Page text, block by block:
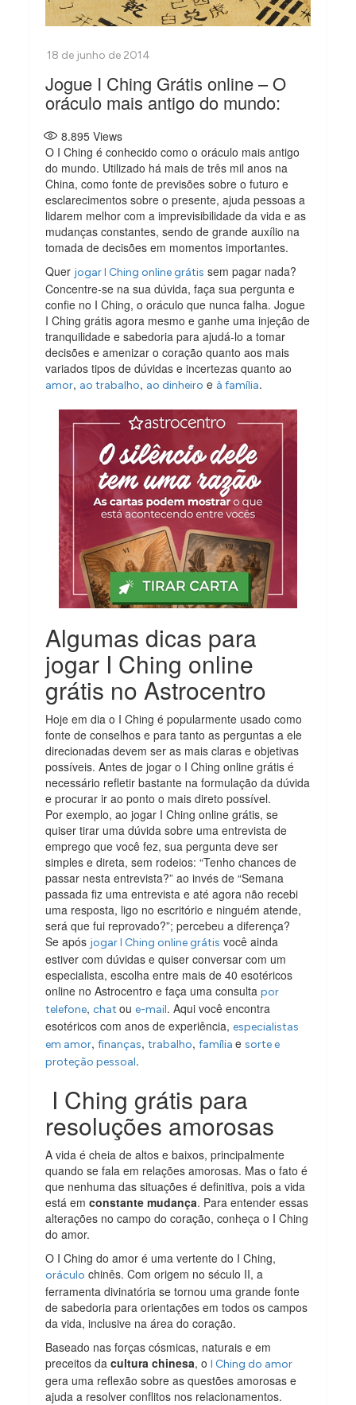
Jogue I Ching Grátis online – O
oráculo mais antigo do mundo:
8.895 Views
O I Ching é conhecido como o oráculo mais antigo
do mundo. Utilizado há mais de três mil anos na
China, como fonte de previsões sobre o futuro e
esclarecimentos sobre o presente, ajuda pessoas a
lidarem melhor com a imprevisibilidade da vida e as
mudanças constantes, sendo de grande auxílio na
tomada de decisões em momentos importantes.
Quer jogar I Ching online grátis sem pagar nada?
Concentre-se na sua dúvida, faça sua pergunta e
confie no I Ching, o oráculo que nunca falha. Jogue
I Ching grátis agora mesmo e ganhe uma injeção de
tranquilidade e sabedoria para ajudá-lo a tomar
decisões e amenizar o coração quanto aos mais
variados tipos de dúvidas e incertezas quanto ao
amor, ao trabalho, ao dinheiro e à família.
Algumas dicas para
jogar I Ching online
grátis no Astrocentro
Hoje em dia o I Ching é popularmente usado como
fonte de conselhos e para tanto as perguntas a ele
direcionadas devem ser as mais claras e objetivas
possíveis. Antes de jogar o I Ching online grátis é
necessário refletir bastante na formulação da dúvida
e procurar ir ao ponto o mais direto possível.
Por exemplo, ao jogar I Ching online grátis, se
quiser tirar uma dúvida sobre uma entrevista de
emprego que você fez, sua pergunta deve ser
simples e direta, sem rodeios: “Tenho chances de
passar nesta entrevista?” ao invés de “Semana
passada fiz uma entrevista e até agora não recebi
uma resposta, ligo no escritório e ninguém atende,
será que fui reprovado?”; percebeu a diferença?
Se após jogar I Ching online grátis você ainda
estiver com dúvidas e quiser conversar com um
especialista, escolha entre mais de 40 esotéricos
online no Astrocentro e faça uma consultapor
telefone,chatoue-mail. Aqui você encontra
esotéricos com anos de experiência,especialistas
em amor,finanças,trabalho,famíliaesorte e
proteção pessoal.
I Ching grátis para
resoluções amorosas
A vida é cheia de altos e baixos, principalmente
quando se fala em relações amorosas. Mas o fato é
que nenhuma das situações é definitiva, pois a vida
está emconstante mudança. Para entender essas
alterações no campo do coração, conheça o I Ching
do amor.
O I Ching do amor é uma vertente do I Ching,
oráculo chinês. Com origem no século II, a
ferramenta divinatória se tornou uma grande fonte
de sabedoria para orientações em todos os campos
da vida, inclusive na área do coração.
Baseado nas forças cósmicas, naturais e em
preceitos dacultura chinesa, oI Ching do amor
gera uma reflexão sobre as questões amorosas e
ajuda a resolver conflitos nos relacionamentos.